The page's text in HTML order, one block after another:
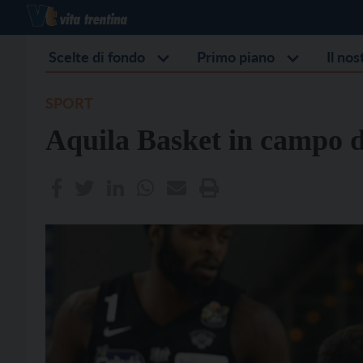
Scelte di fondo Primo piano Il
Aquila Basket in campo